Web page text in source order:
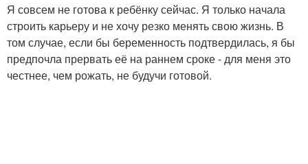
Я совсем не готова к ребёнку сейчас. Я только начала
строить карьеру и не хочу резко менять свою жизнь. В
том случае, если бы беременность подтвердилась, я бы
предпочла прервать её на раннем сроке - для меня это
честнее, чем рожать, не будучи готовой.